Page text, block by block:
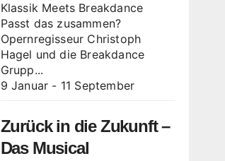
Klassik Meets Breakdance
Passt das zusammen?
Opernregisseur Christoph
Hagel und die Breakdance
Grupp...
9 Januar - 11 September
Zurück in die Zukunft –
Das Musical